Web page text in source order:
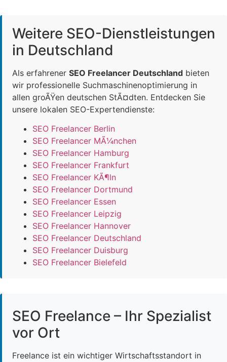
Weitere SEO-Dienstleistungen
in Deutschland
Als erfahrener SEO Freelancer Deutschland bieten
wir professionelle Suchmaschinenoptimierung in
allen groÃŸen deutschen StÃ¤dten. Entdecken Sie
unsere lokalen SEO-Expertendienste:
SEO Freelancer Berlin
SEO Freelancer MÃ¼nchen
SEO Freelancer Hamburg
SEO Freelancer Frankfurt
SEO Freelancer KÃ¶ln
SEO Freelancer Dortmund
SEO Freelancer Essen
SEO Freelancer Leipzig
SEO Freelancer Hannover
SEO Freelancer Deutschland
SEO Freelancer Duisburg
SEO Freelancer Bielefeld
SEO Freelance – Ihr Spezialist
vor Ort
Freelance ist ein wichtiger Wirtschaftsstandort in